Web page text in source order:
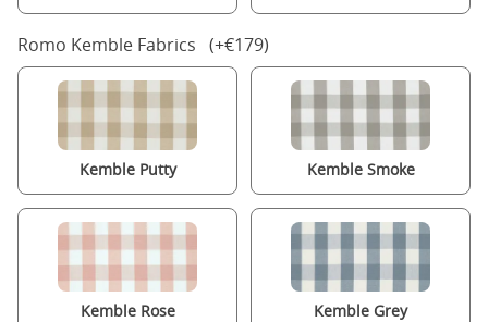
Romo Kemble Fabrics (+€179)
Kemble Putty Kemble Smoke
Kemble Rose Kemble Grey